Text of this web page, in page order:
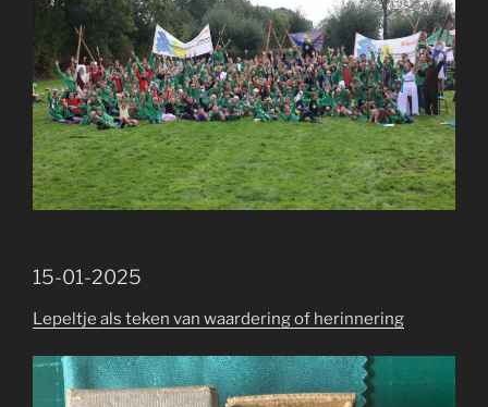
15-01-2025
Lepeltje als teken van waardering of herinnering